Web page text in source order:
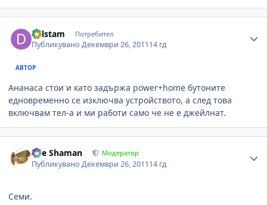
delstam Потребител
ПубликуваноДекември 26, 201114 гд
АВТОР
Ананаса стои и като задържа power+home бутоните
едновременно се изключва устройството, а след това
включвам тел-а и ми работи само че не е джейлнат.
The Shaman Модератор
ПубликуваноДекември 26, 201114 гд
Семи.